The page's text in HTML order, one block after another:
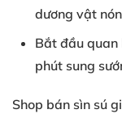
dương vật
Bắt đầu quan
phút sung
Shop bán sìn sú